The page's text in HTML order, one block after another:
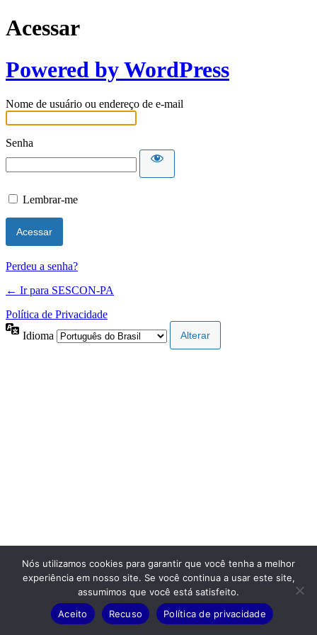
Acessar
Powered by WordPress
Nome de usuário ou endereço de e-mail
Senha
Lembrar-me
Perdeu a senha?
← Ir para SESCON-PA
Política de Privacidade
Idioma
Nós utilizamos cookies para garantir que você tenha a melhor
experiência em nosso site. Se você continua a usar este site,
assumimos que você está satisfeito.
Aceito
Recuso Política de privacidade